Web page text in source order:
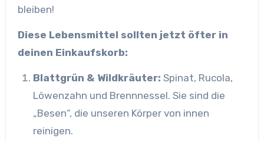
bleiben!
Diese Lebensmittel sollten jetzt öfter in
deinen Einkaufskorb:
Blattgrün & Wildkräuter: Spinat, Rucola,
Löwenzahn und Brennnessel. Sie sind die
„Besen“, die unseren Körper von innen
reinigen.